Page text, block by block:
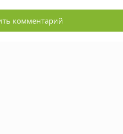
комментарий